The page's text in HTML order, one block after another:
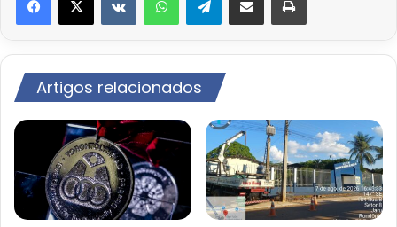
Artigos relacionados